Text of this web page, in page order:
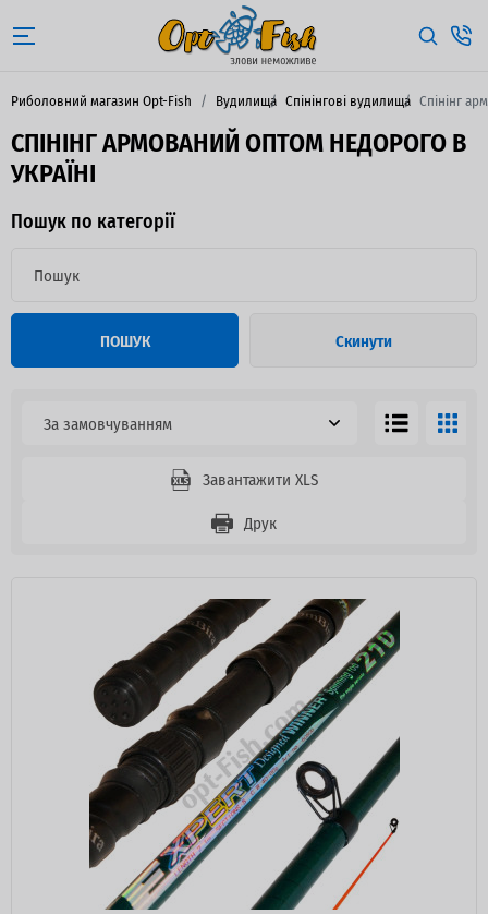
Риболовний магазин Opt-Fish Вудилища Спінінгові вудилища Спінінг
СПІНІНГ АРМОВАНИЙ ОПТОМ НЕДОРОГО В
УКРАЇНІ
Пошук по категорії
ПОШУК Скинути
За замовчуванням
Завантажити XLS
Друк